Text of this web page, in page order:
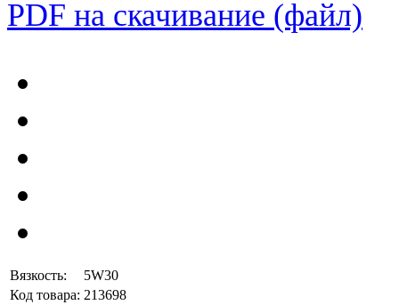
PDF на скачивание (файл)
Вязкость:
5W30
Код товара: 213698